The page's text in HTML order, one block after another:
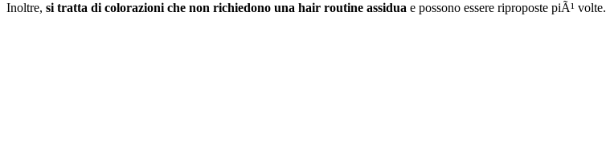
Inoltre, si tratta di colorazioni che non richiedono una hair routine assidua e possono essere riproposte piÃ¹